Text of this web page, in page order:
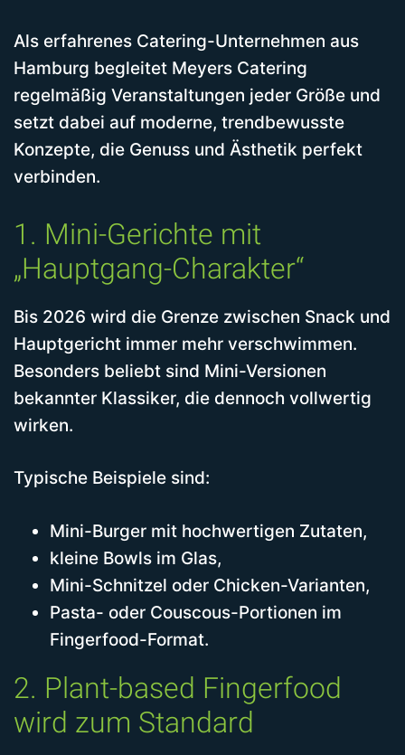
Als erfahrenes Catering-Unternehmen aus
Hamburg begleitet Meyers Catering
regelmäßig Veranstaltungen jeder Größe und
setzt dabei auf moderne, trendbewusste
Konzepte, die Genuss und Ästhetik perfekt
verbinden.
1. Mini-Gerichte mit
„Hauptgang-Charakter“
Bis 2026 wird die Grenze zwischen Snack und
Hauptgericht immer mehr verschwimmen.
Besonders beliebt sind Mini-Versionen
bekannter Klassiker, die dennoch vollwertig
wirken.
Typische Beispiele sind:
Mini-Burger mit hochwertigen Zutaten,
kleine Bowls im Glas,
Mini-Schnitzel oder Chicken-Varianten,
Pasta- oder Couscous-Portionen im
Fingerfood-Format.
2. Plant-based Fingerfood
wird zum Standard